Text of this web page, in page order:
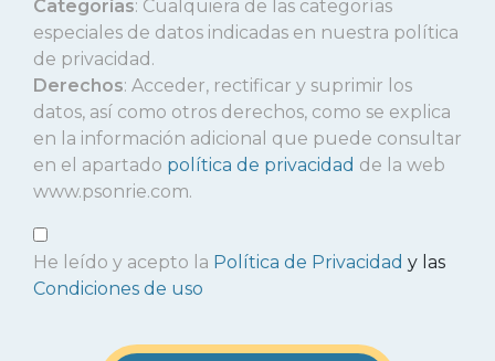
Categorías: Cualquiera de las categorías
especiales de datos indicadas en nuestra política
de privacidad.
Derechos: Acceder, rectificar y suprimir los
datos, así como otros derechos, como se explica
en la información adicional que puede consultar
en el apartado política de privacidad de la web
www.psonrie.com.
He leído y acepto la Política de Privacidad y las
Condiciones de uso